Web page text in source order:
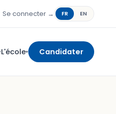
Se connecter → FR EN
L'école▾ Candidater